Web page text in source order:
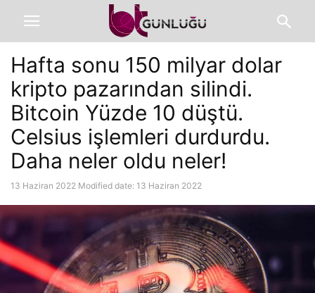
Hafta sonu 150 milyar dolar
kripto pazarından silindi.
Bitcoin Yüzde 10 düştü.
Celsius işlemleri durdurdu.
Daha neler oldu neler!
13 Haziran 2022 Modified date: 13 Haziran 2022